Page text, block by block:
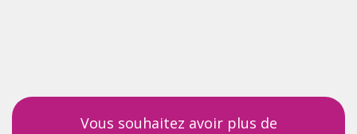
Vous souhaitez avoir plus de